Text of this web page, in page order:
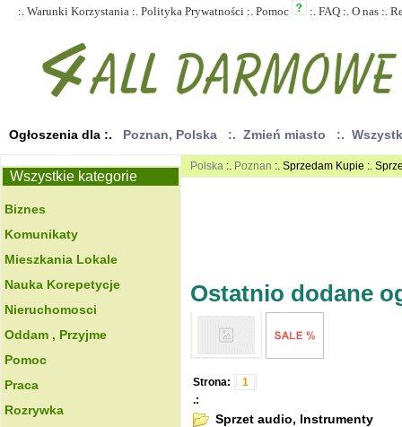
:. Warunki Korzystania :. Polityka Prywatności :. Pomoc :. FAQ :. O nas :.
Ogłoszenia dla :. Poznan, Polska :. Zmień miasto :.
Wszystkie kategorie
Biznes
Komunikaty
Mieszkania Lokale
Nauka Korepetycje
Nieruchomosci
Oddam , Przyjme
Pomoc
Praca
Rozrywka
Polska :. Poznan :. Sprzedam Kupie :.
Ostatnio dodane
Strona:
1
.:
Sprzet audio, Instrumenty